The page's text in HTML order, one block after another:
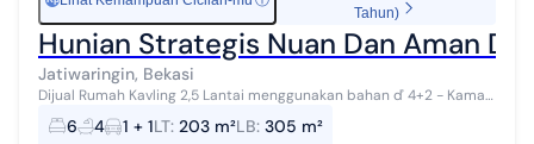
Tahun)
Hunian Strategis Nuan Dan Aman Di
Jatiwaringin, Bekasi
Dijual Rumah Kavling 2,5 Lantai menggunakan bahan ď 4+2 - Kamar
mandi 3+1 - Musholla - Kamar mandi Dengan Bathtub - Lantai
Granit - Pemanas air...
6 4 1 + 1LT: 203 m²LB: 305 m²